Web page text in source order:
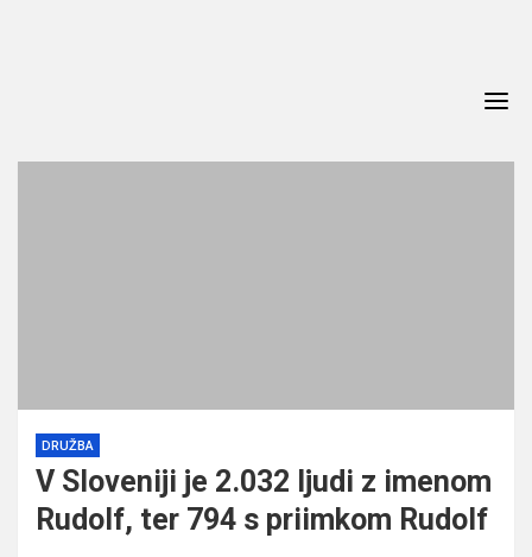
DRUŽBA
V Sloveniji je 2.032 ljudi z imenom
Rudolf, ter 794 s priimkom Rudolf